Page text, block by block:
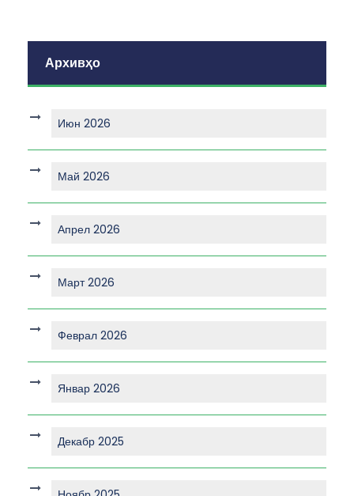
Архивҳо
Июн 2026
Май 2026
Апрел 2026
Март 2026
Феврал 2026
Январ 2026
Декабр 2025